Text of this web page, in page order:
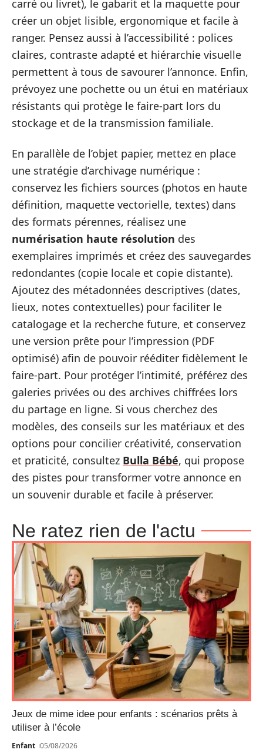
carré ou livret), le gabarit et la maquette pour
créer un objet lisible, ergonomique et facile à
ranger. Pensez aussi à l’accessibilité : polices
claires, contraste adapté et hiérarchie visuelle
permettent à tous de savourer l’annonce. Enfin,
prévoyez une pochette ou un étui en matériaux
résistants qui protège le faire‑part lors du
stockage et de la transmission familiale.
En parallèle de l’objet papier, mettez en place
une stratégie d’archivage numérique :
conservez les fichiers sources (photos en haute
définition, maquette vectorielle, textes) dans
des formats pérennes, réalisez une
numérisation haute résolution des
exemplaires imprimés et créez des sauvegardes
redondantes (copie locale et copie distante).
Ajoutez des métadonnées descriptives (dates,
lieux, notes contextuelles) pour faciliter le
catalogage et la recherche future, et conservez
une version prête pour l’impression (PDF
optimisé) afin de pouvoir rééditer fidèlement le
faire‑part. Pour protéger l’intimité, préférez des
galeries privées ou des archives chiffrées lors
du partage en ligne. Si vous cherchez des
modèles, des conseils sur les matériaux et des
options pour concilier créativité, conservation
et praticité, consultez Bulla Bébé, qui propose
des pistes pour transformer votre annonce en
un souvenir durable et facile à préserver.
Ne ratez rien de l'actu
Jeux de mime idee pour enfants : scénarios prêts à
utiliser à l’école
Enfant 05/08/2026